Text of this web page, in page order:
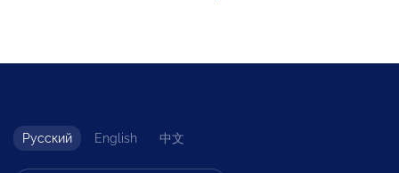
Русский English 中文